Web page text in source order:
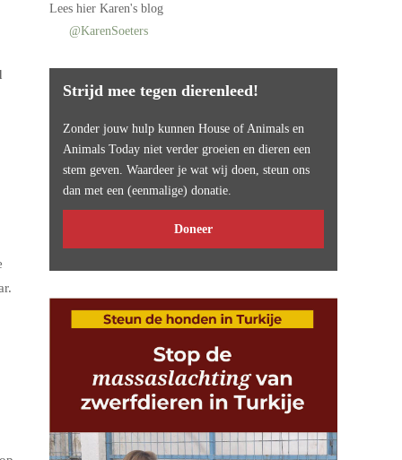
Leeshier Karen's blog
@KarenSoeters
Strijd mee tegen dierenleed!
Zonder jouw hulp kunnen House of Animals en
Animals Today niet verder groeien en dieren een
stem geven. Waardeer je wat wij doen, steun ons
dan met een (eenmalige) donatie.
Doneer